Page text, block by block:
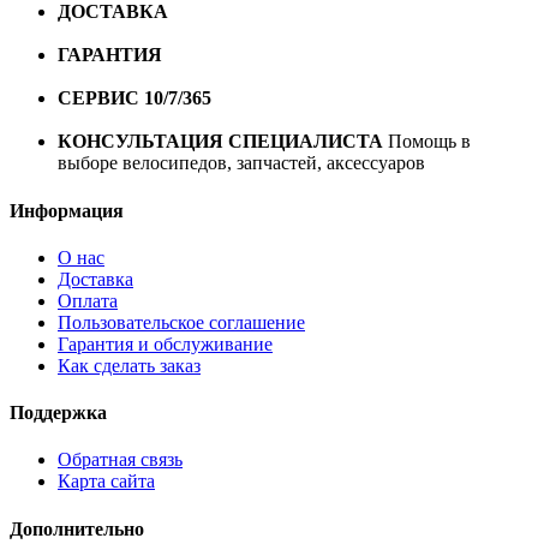
ДОСТАВКА
ГАРАНТИЯ
СЕРВИС 10/7/365
КОНСУЛЬТАЦИЯ СПЕЦИАЛИСТА Помощь в
выборе велосипедов, запчастей, аксессуаров
Информация
О нас
Доставка
Оплата
Пользовательское соглашение
Гарантия и обслуживание
Как сделать заказ
Поддержка
Обратная связь
Карта сайта
Дополнительно